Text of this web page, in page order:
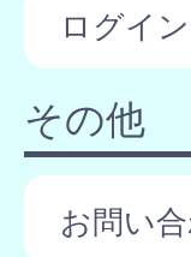
ログイン
その他
お問い